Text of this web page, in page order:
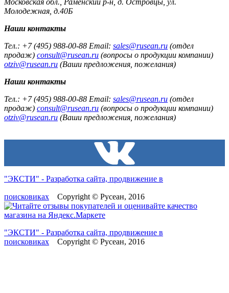
Московская обл., Раменский р-н, д. Островцы, ул.
Молодежная, д.40Б
Наши контакты
Тел.: +7 (495) 988-00-88 Email: sales@rusean.ru (отдел
продаж) consult@rusean.ru (вопросы о продукции компании)
otziv@rusean.ru (Ваши предложения, пожелания)
Наши контакты
Тел.: +7 (495) 988-00-88 Email: sales@rusean.ru (отдел
продаж) consult@rusean.ru (вопросы о продукции компании)
otziv@rusean.ru (Ваши предложения, пожелания)
"ЭКСТИ" - Разработка сайта, продвижение в
поисковиках Copyright © Русеан, 2016
"ЭКСТИ" - Разработка сайта, продвижение в
поисковиках Copyright © Русеан, 2016